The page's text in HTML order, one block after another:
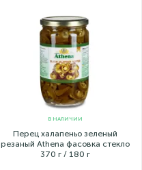
В НАЛИЧИИ
Перец халапеньо зеленый
резаный Athena фасовка стекло
370 г / 180 г